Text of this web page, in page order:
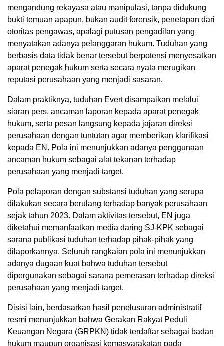
mengandung rekayasa atau manipulasi, tanpa didukung
bukti temuan apapun, bukan audit forensik, penetapan dari
otoritas pengawas, apalagi putusan pengadilan yang
menyatakan adanya pelanggaran hukum. Tuduhan yang
berbasis data tidak benar tersebut berpotensi menyesatkan
aparat penegak hukum serta secara nyata merugikan
reputasi perusahaan yang menjadi sasaran.
Dalam praktiknya, tuduhan Evert disampaikan melalui
siaran pers, ancaman laporan kepada aparat penegak
hukum, serta pesan langsung kepada jajaran direksi
perusahaan dengan tuntutan agar memberikan klarifikasi
kepada EN. Pola ini menunjukkan adanya penggunaan
ancaman hukum sebagai alat tekanan terhadap
perusahaan yang menjadi target.
Pola pelaporan dengan substansi tuduhan yang serupa
dilakukan secara berulang terhadap banyak perusahaan
sejak tahun 2023. Dalam aktivitas tersebut, EN juga
diketahui memanfaatkan media daring SJ-KPK sebagai
sarana publikasi tuduhan terhadap pihak-pihak yang
dilaporkannya. Seluruh rangkaian pola ini menunjukkan
adanya dugaan kuat bahwa tuduhan tersebut
dipergunakan sebagai sarana pemerasan terhadap direksi
perusahaan yang menjadi target.
Disisi lain, berdasarkan hasil penelusuran administratif
resmi menunjukkan bahwa Gerakan Rakyat Peduli
Keuangan Negara (GRPKN) tidak terdaftar sebagai badan
hukum maupun organisasi kemasyarakatan pada